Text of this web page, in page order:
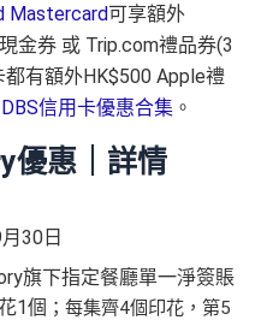
Mastercard可享額外
金券 或 Trip.com禮品券(3
有額外HK$500 Apple禮
DBS信用卡優惠合集 。
優惠｜詳情
30日
旗下指定餐廳單一淨簽賬
1個 ；每集齊4個印花，第5